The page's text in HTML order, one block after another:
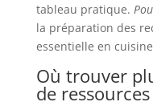
tableau pratique.
la préparation des
essentielle en
Où trouver
de ressources